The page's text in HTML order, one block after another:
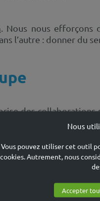
. Nous nous
l’autre : donner du
des
activités de conseil,
l'analyse du travail et
Nous
Vous pouvez utiliser cet outil
cookies. Autrement, nous
Accepter